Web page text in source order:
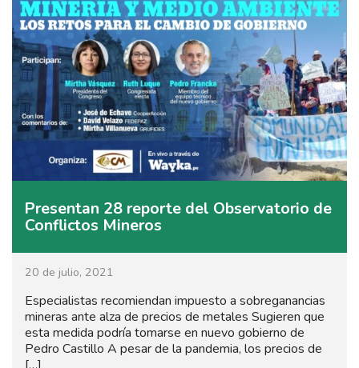
Presentan 28 reporte del Observatorio de
Conflictos Mineros
20 de julio, 2021
Especialistas recomiendan impuesto a sobreganancias
mineras ante alza de precios de metales Sugieren que
esta medida podría tomarse en nuevo gobierno de
Pedro Castillo A pesar de la pandemia, los precios de
[…]